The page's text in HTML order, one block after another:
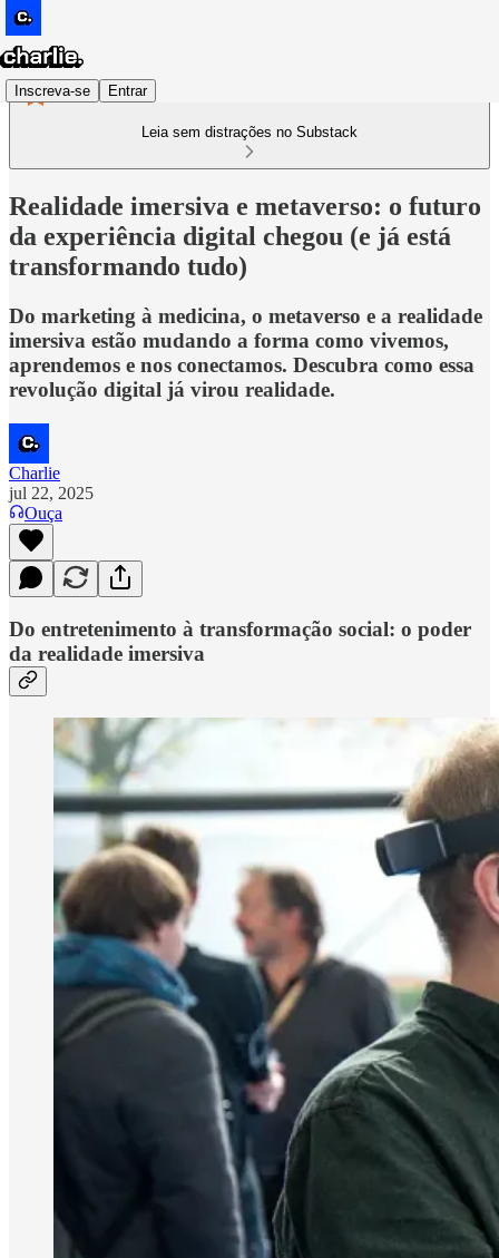
Inscreva-se Entrar
Leia sem distrações no Substack
Realidade imersiva e metaverso: o futuro
da experiência digital chegou (e já está
transformando tudo)
Do marketing à medicina, o metaverso e a realidade
imersiva estão mudando a forma como vivemos,
aprendemos e nos conectamos. Descubra como essa
revolução digital já virou realidade.
Charlie
jul 22, 2025
Ouça
Do entretenimento à transformação social: o poder
da realidade imersiva